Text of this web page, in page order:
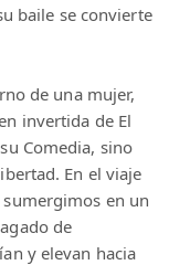
baile se convierte
de una mujer,
invertida de El
Comedia, sino
En el viaje
en un
de
y elevan hacia